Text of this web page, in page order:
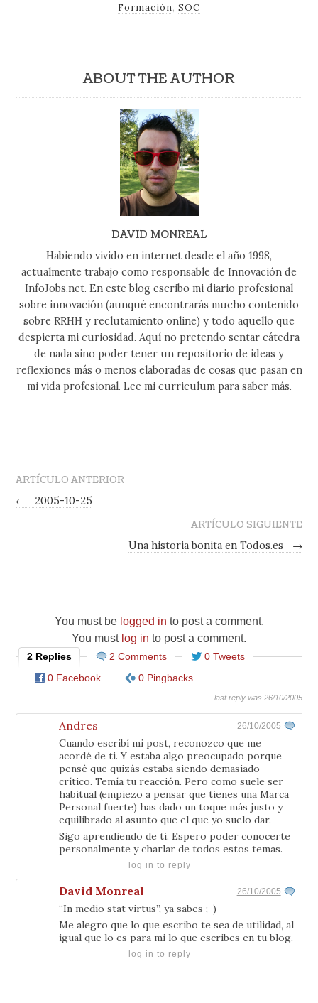
Formación, SOC
ABOUT THE AUTHOR
DAVID MONREAL
Habiendo vivido en internet desde el año 1998,
actualmente trabajo como responsable de Innovación de
InfoJobs.net. En este blog escribo mi diario profesional
sobre innovación (aunqué encontrarás mucho contenido
sobre RRHH y reclutamiento online) y todo aquello que
despierta mi curiosidad. Aquí no pretendo sentar cátedra
de nada sino poder tener un repositorio de ideas y
reflexiones más o menos elaboradas de cosas que pasan en
mi vida profesional. Lee mi curriculum para saber más.
ARTÍCULO ANTERIOR
←
2005-10-25
ARTÍCULO SIGUIENTE
Una historia bonita en Todos.es
→
You must be logged in to post a comment.
You must log in to post a comment.
2 Replies 2 Comments
0 Tweets
0 Facebook
0 Pingbacks
last reply was 26/10/2005
Andres 26/10/2005
Cuando escribí mi post, reconozco que me
acordé de ti. Y estaba algo preocupado porque
pensé que quizás estaba siendo demasiado
crítico. Temía tu reacción. Pero como suele ser
habitual (empiezo a pensar que tienes una Marca
Personal fuerte) has dado un toque más justo y
equilibrado al asunto que el que yo suelo dar.
Sigo aprendiendo de ti. Espero poder conocerte
personalmente y charlar de todos estos temas.
log in to reply
David Monreal 26/10/2005
“In medio stat virtus”, ya sabes ;-)
Me alegro que lo que escribo te sea de utilidad, al
igual que lo es para mi lo que escribes en tu blog.
log in to reply